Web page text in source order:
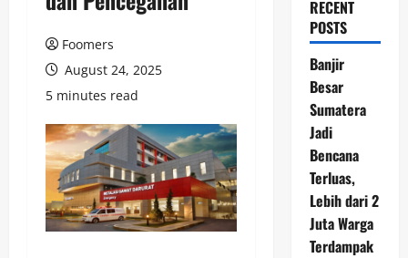
Foomers
August 24, 2025
5 minutes read
RECENT
POSTS
Banjir
Besar
Sumatera
Jadi
Bencana
Terluas,
Lebih dari 2
Juta Warga
Terdampak